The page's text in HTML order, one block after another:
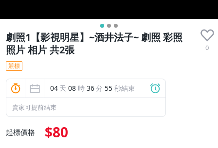
劇照1【影視明星】~酒井法子~ 劇照 彩照
照片 相片 共2張
0
競標
04 天 08 時 36分 54 秒結束
賣家可提前結束
起標價格 $80